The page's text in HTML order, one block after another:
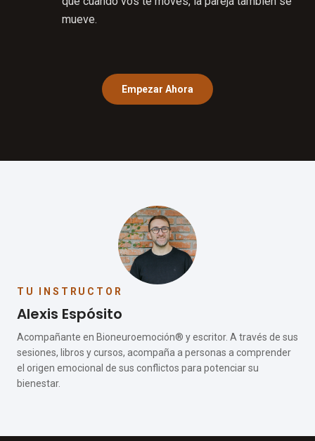
mueve.
Empezar Ahora
TU INSTRUCTOR
Alexis Espósito
Acompañante en Bioneuroemoción® y escritor. A través de sus
sesiones, libros y cursos, acompaña a personas a comprender
el origen emocional de sus conflictos para potenciar su
bienestar.